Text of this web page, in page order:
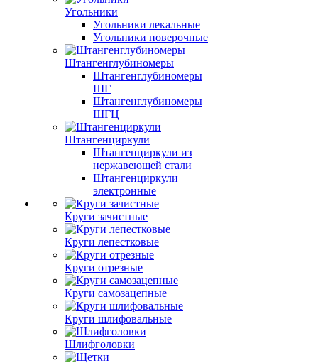
Угольники
Угольники лекальные
Угольники поверочные
Штангенглубиномеры
Штангенглубиномеры
ШГ
Штангенглубиномеры
ШГЦ
Штангенциркули
Штангенциркули из
нержавеющей стали
Штангенциркули
электронные
Круги зачистные
Круги лепестковые
Круги отрезные
Круги самозацепные
Круги шлифовальные
Шлифголовки